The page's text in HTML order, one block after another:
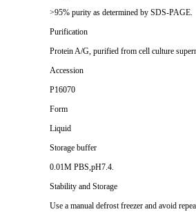
>95% purity as determined by SDS-PAGE.
Purification
Protein A/G, purified from cell culture
Accession
P16070
Form
Liquid
Storage buffer
0.01M PBS,pH7.4.
Stability and Storage
Use a manual defrost freezer and avoid